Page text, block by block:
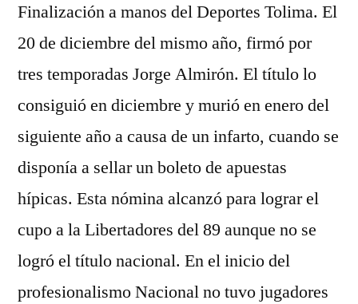
Finalización a manos del Deportes Tolima. El
20 de diciembre del mismo año, firmó por
tres temporadas Jorge Almirón. El título lo
consiguió en diciembre y murió en enero del
siguiente año a causa de un infarto, cuando se
disponía a sellar un boleto de apuestas
hípicas. Esta nómina alcanzó para lograr el
cupo a la Libertadores del 89 aunque no se
logró el título nacional. En el inicio del
profesionalismo Nacional no tuvo jugadores